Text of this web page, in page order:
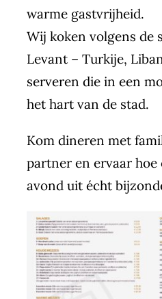
warme gastvrijheid.
Wij koken volgens de
Levant – Turkije,
serveren die in een
het hart van de stad.
Kom dineren met
partner en ervaar hoe
avond uit écht